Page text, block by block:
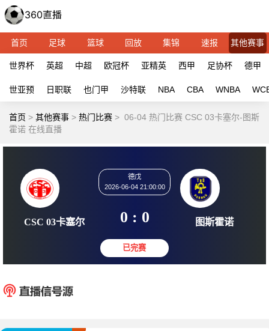
首页 足球 篮球 回放 集锦 速报 其他赛事
世界杯 英超 中超 欧冠杯 亚精英 西甲 足协杯 德甲
世亚预 日职联 也门甲 沙特联 NBA CBA WNBA
首页 > 其他赛事 > 热门比赛 > 06-04 热门比赛 CSC 03卡塞尔-图斯
霍诺 在线直播
2026-06-04 21:00:00
0 : 0